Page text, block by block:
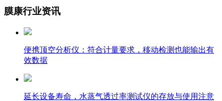
膜康行业资讯
便携顶空分析仪：符合计量要求，移动检测也能输出有
效数据
延长设备寿命，水蒸气透过率测试仪的存放与使用注意